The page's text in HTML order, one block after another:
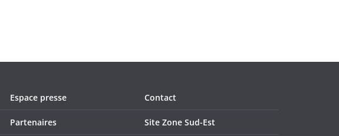
Espace presse
Partenaires
Contact
Site Zone Sud-Est